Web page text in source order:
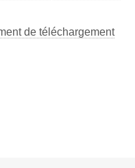
de téléchargement